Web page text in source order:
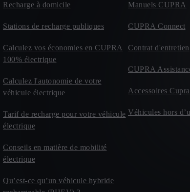
Recharge à domicile
Stations de recharge publiques
Calculez vos économies en CUPRA
100% électrique
Calculez l'autonomie de votre
véhicule électrique
Tarif de recharge pour votre véhicule
électrique
Conseils en matière de mobilité
électrique
Qu’est-ce qu’un véhicule hybride
Manuels CUPRA
CUPRA Connect
Contrat d'entretien
CUPRA
Accessoires Cupra
Véhicules hors